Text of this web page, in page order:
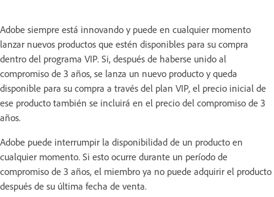
Adobe siempre está innovando y puede en cualquier momento
lanzar nuevos productos que estén disponibles para su compra
dentro del programa VIP. Si, después de haberse unido al
compromiso de 3 años, se lanza un nuevo producto y queda
disponible para su compra a través del plan VIP, el precio inicial de
ese producto también se incluirá en el precio del compromiso de 3
años.
Adobe puede interrumpir la disponibilidad de un producto en
cualquier momento. Si esto ocurre durante un período de
compromiso de 3 años, el miembro ya no puede adquirir el producto
después de su última fecha de venta.